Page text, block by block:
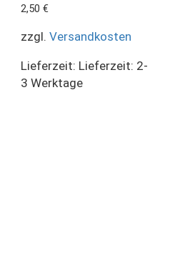
2,50 €
zzgl. Versandkosten
Lieferzeit: Lieferzeit: 2-
3 Werktage